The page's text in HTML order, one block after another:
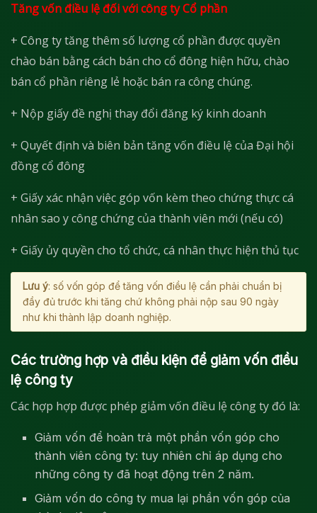
Tăng vốn điều lệ đối với công ty Cổ phần
+ Công ty tăng thêm số lượng cổ phần được quyền
chào bán bằng cách bán cho cổ đông hiện hữu, chào
bán cổ phần riêng lẻ hoặc bán ra công chúng.
+ Nộp giấy đề nghị thay đổi đăng ký kinh doanh
+ Quyết định và biên bản tăng vốn điều lệ của Đại hội
đồng cổ đông
+ Giấy xác nhận việc góp vốn kèm theo chứng thực cá
nhân sao y công chứng của thành viên mới (nếu có)
+ Giấy ủy quyền cho tổ chức, cá nhân thực hiện thủ tục
Lưu ý: số vốn góp để tăng vốn điều lệ cần phải chuẩn bị
đầy đủ trước khi tăng chứ không phải nộp sau 90 ngày
như khi thành lập doanh nghiệp.
Các trường hợp và điều kiện để giảm vốn điều
lệ công ty
Các hợp hợp được phép giảm vốn điều lệ công ty đó là:
Giảm vốn để hoàn trả một phần vốn góp cho
thành viên công ty: tuy nhiên chỉ áp dụng cho
những công ty đã hoạt động trên 2 năm.
Giảm vốn do công ty mua lại phần vốn góp của